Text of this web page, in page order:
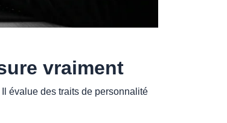
vraiment
évalue des traits de personnalité